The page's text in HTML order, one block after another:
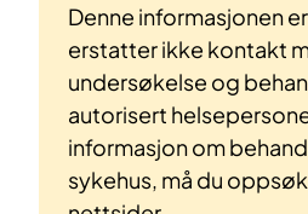
Denne informasjonen
erstatter ikke kontakt
undersøkelse og
autorisert
informasjon om
sykehus, må du